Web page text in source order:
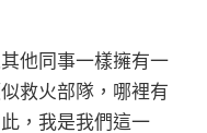
他同事一樣擁有一
救火部隊，哪裡有
，我是我們這一